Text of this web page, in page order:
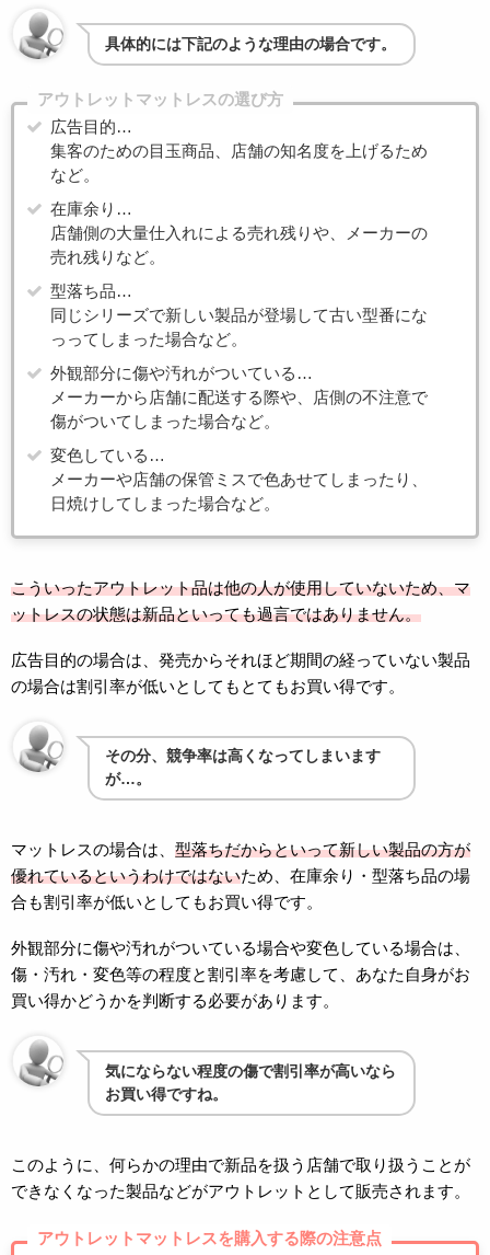
具体的には下記のような理由の場合です。
アウトレットマットレスの選び方
広告目的…
集客のための目玉商品、店舗の知名度を上げるため
など。
在庫余り…
店舗側の大量仕入れによる売れ残りや、メーカーの
売れ残りなど。
型落ち品…
同じシリーズで新しい製品が登場して古い型番にな
っってしまった場合など。
外観部分に傷や汚れがついている…
メーカーから店舗に配送する際や、店側の不注意で
傷がついてしまった場合など。
変色している…
メーカーや店舗の保管ミスで色あせてしまったり、
日焼けしてしまった場合など。
こういったアウトレット品は他の人が使用していないため、マ
ットレスの状態は新品といっても過言ではありません。
広告目的の場合は、発売からそれほど期間の経っていない製品
の場合は割引率が低いとしてもとてもお買い得です。
その分、競争率は高くなってしまいます
が…。
マットレスの場合は、 型落ちだからといって新しい製品の方が
優れているというわけではないため、在庫余り・型落ち品の場
合も割引率が低いとしてもお買い得です。
外観部分に傷や汚れがついている場合や変色している場合は、
傷・汚れ・変色等の程度と割引率を考慮して、あなた自身がお
買い得かどうかを判断する必要があります。
気にならない程度の傷で割引率が高いなら
お買い得ですね。
このように、何らかの理由で新品を扱う店舗で取り扱うことが
できなくなった製品などがアウトレットとして販売されます。
アウトレットマットレスを購入する際の注意点